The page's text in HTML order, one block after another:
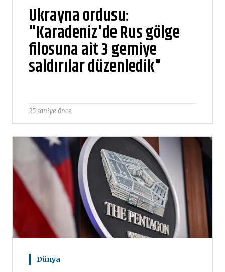
Ukrayna ordusu:
"Karadeniz'de Rus gölge
filosuna ait 3 gemiye
saldırılar düzenledik"
25 saniye önce
Dünya